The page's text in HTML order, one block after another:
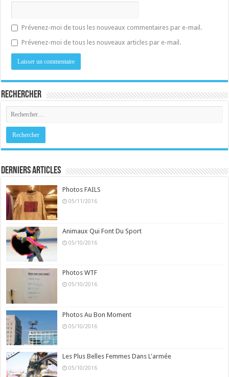
Prévenez-moi de tous les nouveaux commentaires par e-mail.
Prévenez-moi de tous les nouveaux articles par e-mail.
Rechercher
Derniers Articles
Photos FAILS
05/11/2016
Animaux Qui Font Du Sport
05/10/2016
Photos WTF
05/10/2016
Photos Au Bon Moment
05/10/2016
Les Plus Belles Femmes Dans L'armée
05/10/2016